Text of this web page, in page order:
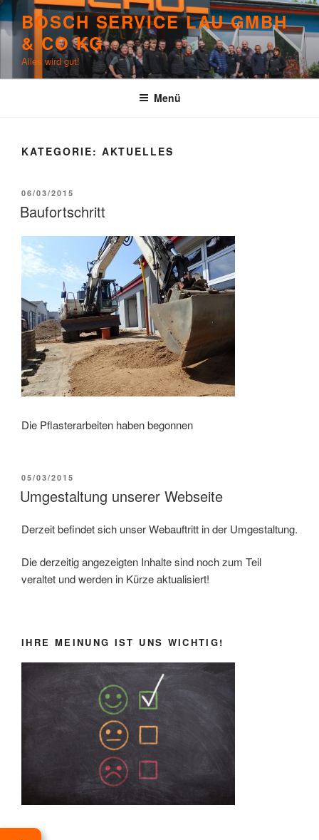
Zum
Inhalt
springen
BOSCH SERVICE LAU GMBH
& CO KG
Alles wird gut!
Menü
KATEGORIE: AKTUELLES
VERÖFFENTLICHT
AM
06/03/2015
Baufortschritt
Die Pflasterarbeiten haben begonnen
VERÖFFENTLICHT
AM
05/03/2015
Umgestaltung unserer Webseite
Derzeit befindet sich unser Webauftritt in der Umgestaltung.
Die derzeitig angezeigten Inhalte sind noch zum Teil
veraltet und werden in Kürze aktualisiert!
IHRE MEINUNG IST UNS WICHTIG!